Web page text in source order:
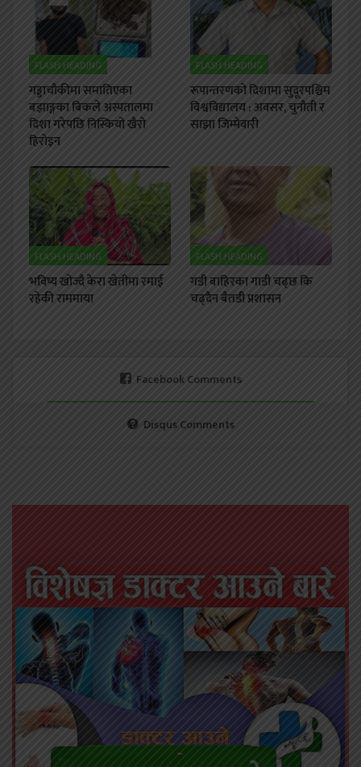
FLASH HEADING
गड्डाचौकीमा समातिएका
बझाङ्गका बिकले अस्पतालमा
दिशा गरेपछि निस्कियो खैरो
हिरोइन
FLASH HEADING
रूपान्तरणको दिशामा सुदूरपश्चिम
विश्वविद्यालय : अवसर, चुनौती र
साझा जिम्मेवारी
FLASH HEADING
भविष्य खोज्दै केरा खेतीमा रमाई
रहेकी राममाया
FLASH HEADING
गडी बाहिरका गाडी चढ्छ कि
चढ्दैन बैतडी प्रशासन
Facebook Comments
Disqus Comments